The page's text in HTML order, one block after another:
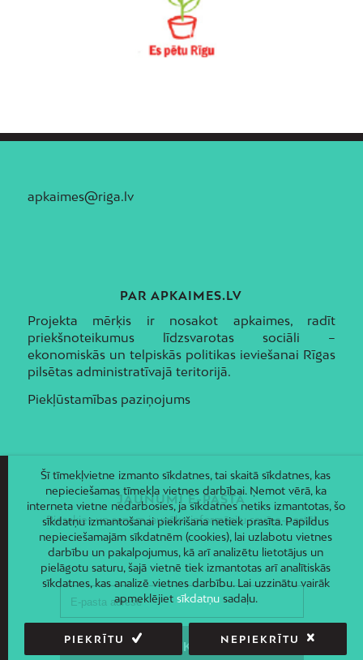
apkaimes@riga.lv
PAR APKAIMES.LV
Projekta mērķis ir nosakot apkaimes, radīt
priekšnoteikumus līdzsvarotas sociāli –
ekonomiskās un telpiskās politikas ieviešanai Rīgas
pilsētas administratīvajā teritorijā.
Piekļūstamības paziņojums
JAUNUMI E-PASTĀ
Piesakies un saņem jaunāko informāciju savā e-pastā!
Šī tīmekļvietne izmanto sīkdatnes, tai skaitā sīkdatnes, kas
nepieciešamas tīmekļa vietnes darbībai. Ņemot vērā, ka
interneta vietne nedarbosies, ja sīkdatnes netiks izmantotas, šo
sīkdatņu izmantošanai piekrišana netiek prasīta. Papildus
nepieciešamajām sīkdatnēm (cookies), lai uzlabotu vietnes
darbību un pakalpojumus, kā arī analizētu lietotājus un
pielāgotu saturu, šajā vietnē tiek izmantotas arī analītiskās
sīkdatnes, kas analizē vietnes darbību. Lai uzzinātu vairāk
apmeklējiet sīkdatņusadaļu.
PIEKRĪTU NEPIEKRĪTU